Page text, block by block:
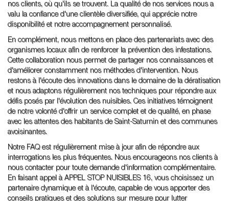
nos clients, où qu'ils se trouvent. La qualité de nos services nous a
valu la confiance d'une clientèle diversifiée, qui apprécie notre
disponibilité et notre accompagnement personnalisé.
En complément, nous mettons en place des partenariats avec des
organismes locaux afin de renforcer la prévention des infestations.
Cette collaboration nous permet de partager nos connaissances et
d'améliorer constamment nos méthodes d'intervention. Nous
restons à l'écoute des innovations dans le domaine de la dératisation
et nous adaptons régulièrement nos techniques pour répondre aux
défis posés par l'évolution des nuisibles. Ces initiatives témoignent
de notre volonté d'offrir un service complet et de qualité, en phase
avec les attentes des habitants de Saint-Saturnin et des communes
avoisinantes.
Notre FAQ est régulièrement mise à jour afin de répondre aux
interrogations les plus fréquentes. Nous encourageons nos clients à
nous contacter pour toute demande d'information complémentaire.
En faisant appel à APPEL STOP NUISIBLES 16, vous choisissez un
partenaire dynamique et à l'écoute, capable de vous apporter des
conseils pratiques et des solutions sur mesure pour lutter